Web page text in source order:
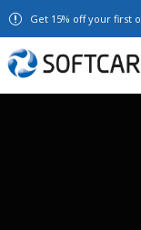
Get 15% off your first